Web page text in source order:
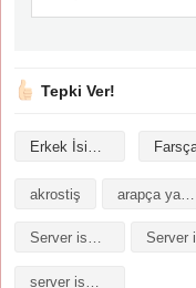
Tepki Ver!
Erkek İsimleri
akrostiş arapça yazılışı
Server isminin baş harfleriyle şiir